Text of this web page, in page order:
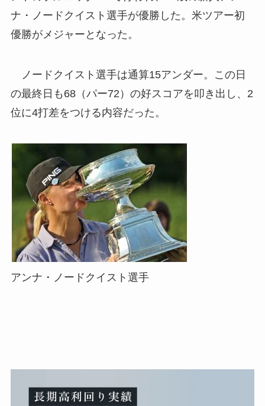
ナ・ノードクイスト選手が優勝した。米ツアー初
優勝がメジャーとなった。
ノードクイスト選手は通算15アンダー。この日
の最終日も68（パー72）の好スコアを叩き出し、2
位に4打差をつける内容だった。
アンナ・ノードクイスト選手